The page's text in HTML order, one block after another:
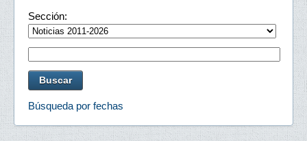
Sección:
Búsqueda por fechas